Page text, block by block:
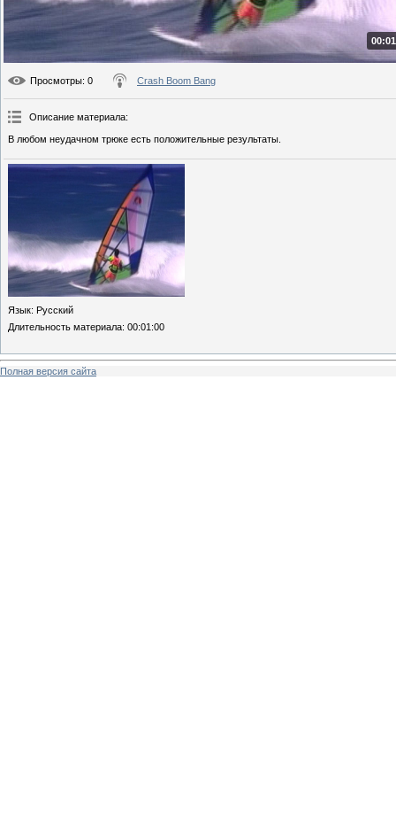
Просмотры: 0 Crash Boom Bang
Описание материала:
В любом неудачном трюке есть положительные результаты.
Язык: Русский
Длительность материала: 00:01:00
Полная версия сайта